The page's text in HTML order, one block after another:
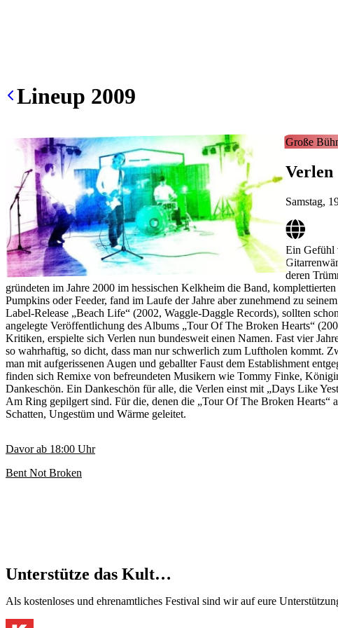
Lineup 2009
Große
Verlen
Samstag,
Ein Gefühl
deren
gründeten im Jahre 2000 im hessischen Kelkheim die Band,
Pumpkins oder Feeder, fand im Laufe der Jahre aber zunehmend zu
Label-Release „Beach Life“ (2002, Waggle-Daggle Records), sollten
angelegte Veröffentlichung des Albums „Tour Of The Broken Hearts“
Kritiken, erspielte sich Verlen nun bundesweit einen Namen. Fast vier
so wahrhaftig, so dicht, dass man nur schwerlich zum Luftholen kommt.
man mit aufgerissenen Augen und geballter Faust dem Establishment
finden sich Remixe von befreundeten Musikern wie Tommy Finke,
Dankeschön. Ein Dankeschön für alle, die Verlen einst mit „Days Like
Am Ring gepilgert sind. Für die, denen die „Tour Of The Broken Hearts“
Schatten, Ungestüm und Wärme geleitet.
Davor ab 18:00 Uhr
Bent Not Broken
Unterstütze das Kult…
Als kostenloses und ehrenamtliches Festival sind wir auf eure